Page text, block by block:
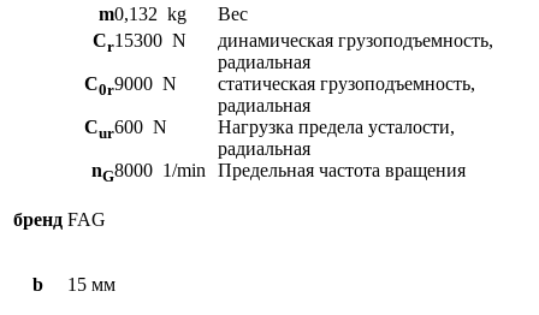
m0,132 kg
Вес
Cr15300 N
динамическая грузоподъемность,
радиальная
C0r9000 N
статическая грузоподъемность,
радиальная
Cur600 N
Нагрузка предела усталости,
радиальная
nG8000 1/min Предельная частота вращения
бренд FAG
b 15 мм